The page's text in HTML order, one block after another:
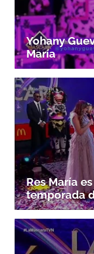
Yohany
María
Res María
temporada